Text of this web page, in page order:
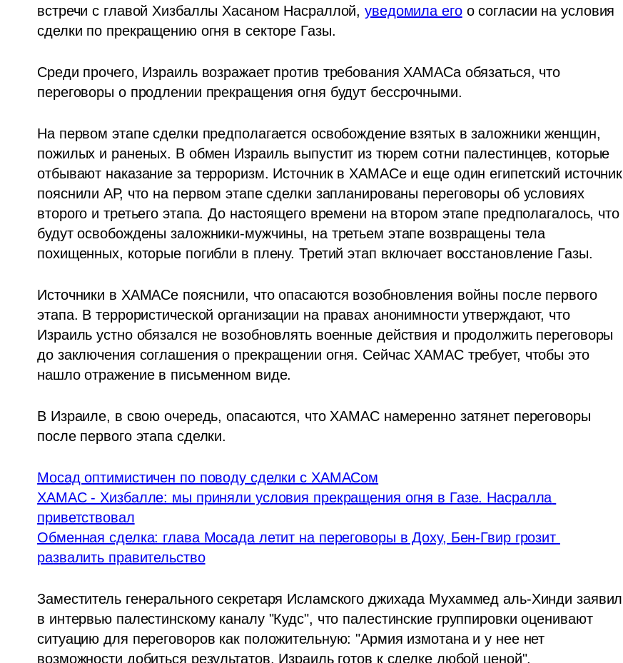
встречи с главой Хизбаллы Хасаном Насраллой, уведомила его о согласии на условия
сделки по прекращению огня в секторе Газы.
Среди прочего, Израиль возражает против требования ХАМАСа обязаться, что
переговоры о продлении прекращения огня будут бессрочными.
На первом этапе сделки предполагается освобождение взятых в заложники женщин,
пожилых и раненых. В обмен Израиль выпустит из тюрем сотни палестинцев, которые
отбывают наказание за терроризм. Источник в ХАМАСе и еще один египетский источник
пояснили АР, что на первом этапе сделки запланированы переговоры об условиях
второго и третьего этапа. До настоящего времени на втором этапе предполагалось, что
будут освобождены заложники-мужчины, на третьем этапе возвращены тела
похищенных, которые погибли в плену. Третий этап включает восстановление Газы.
Источники в ХАМАСе пояснили, что опасаются возобновления войны после первого
этапа. В террористической организации на правах анонимности утверждают, что
Израиль устно обязался не возобновлять военные действия и продолжить переговоры
до заключения соглашения о прекращении огня. Сейчас ХАМАС требует, чтобы это
нашло отражение в письменном виде.
В Израиле, в свою очередь, опасаются, что ХАМАС намеренно затянет переговоры
после первого этапа сделки.
Мосад оптимистичен по поводу сделки с ХАМАСом
ХАМАС - Хизбалле: мы приняли условия прекращения огня в Газе. Насралла
приветствовал
Обменная сделка: глава Мосада летит на переговоры в Доху, Бен-Гвир грозит
развалить правительство
Заместитель генерального секретаря Исламского джихада Мухаммед аль-Хинди заявил
в интервью палестинскому каналу "Кудс", что палестинские группировки оценивают
ситуацию для переговоров как положительную: "Армия измотана и у нее нет
возможности добиться результатов. Израиль готов к сделке любой ценой".